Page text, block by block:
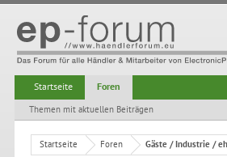
Startseite Foren Gäste / Industrie /
Startseite Foren
Themen mit aktuellen Beiträgen